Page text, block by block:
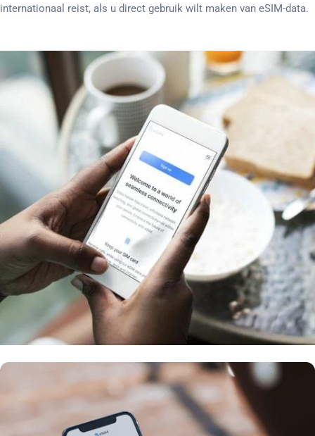
internationaal reist, als u direct gebruik wilt maken van eSIM-data.